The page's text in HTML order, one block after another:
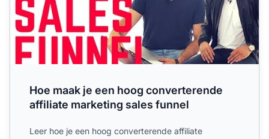
Hoe maak je een hoog converterende
affiliate marketing sales funnel
Leer hoe je een hoog converterende affiliate